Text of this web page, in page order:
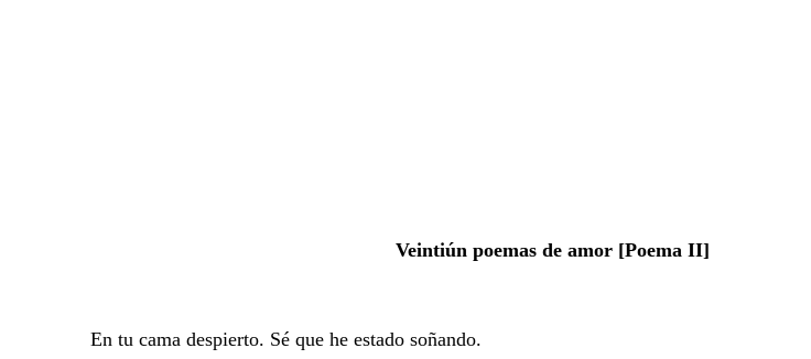
Veintiún poemas de amor [Poema II]
En tu cama despierto. Sé que he estado soñando.